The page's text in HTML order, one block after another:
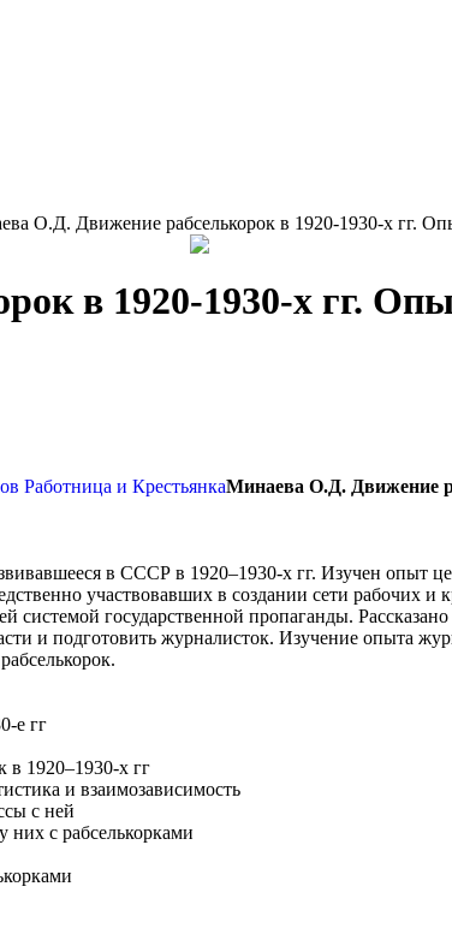
О.Д. Движение рабселькорок в 1920-1930-х гг.
в 1920-1930-х гг.
Минаева О.Д. Движение
в СССР в 1920–1930-х гг. Изучен опыт
участвовавших в создании сети рабочих и
системой государственной пропаганды.
и подготовить журналисток. Изучение опыта
е гг
в 1920–1930-х гг
и взаимозависимость
с ней
с рабселькорками